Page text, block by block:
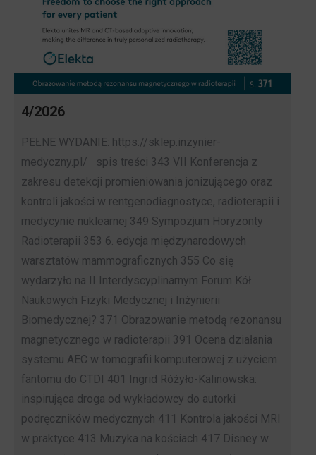
4/2026
PEŁNE WYDANIE: https://sklep.inzynier-
medyczny.pl/ spis treści 343 VII Konferencja z
zakresu detekcji promieniowania jonizującego oraz
kontroli jakości w rentgenodiagnostyce, radioterapii i
medycynie nuklearnej 349 Sympozjum Horyzonty
Radioterapii 353 6. edycja międzynarodowych
warsztatów mammograficznych 355 Co się
wydarzyło na II Interdyscyplinarnym Forum Kół
Naukowych Fizyki Medycznej i Inżynierii
Biomedycznej? 371 Obrazowanie metodą rezonansu
magnetycznego w radioterapii 391 Ocena działania
systemu AEC w tomografii komputerowej z użyciem
fantomu do CTDI 401 Ingrid Różyło-Kalinowska:
inspirująca droga od wykładowcy do autorki
podręczników medycznych 411 Kontrola jakości MRI
w praktyce 413 Muzyka na kościach 417 Disney w